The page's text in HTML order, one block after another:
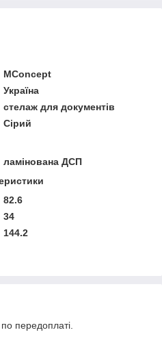
MConcept
Україна
стелаж для документів
Сірий
ламінована ДСП
82.6
34
144.2
по передоплаті.